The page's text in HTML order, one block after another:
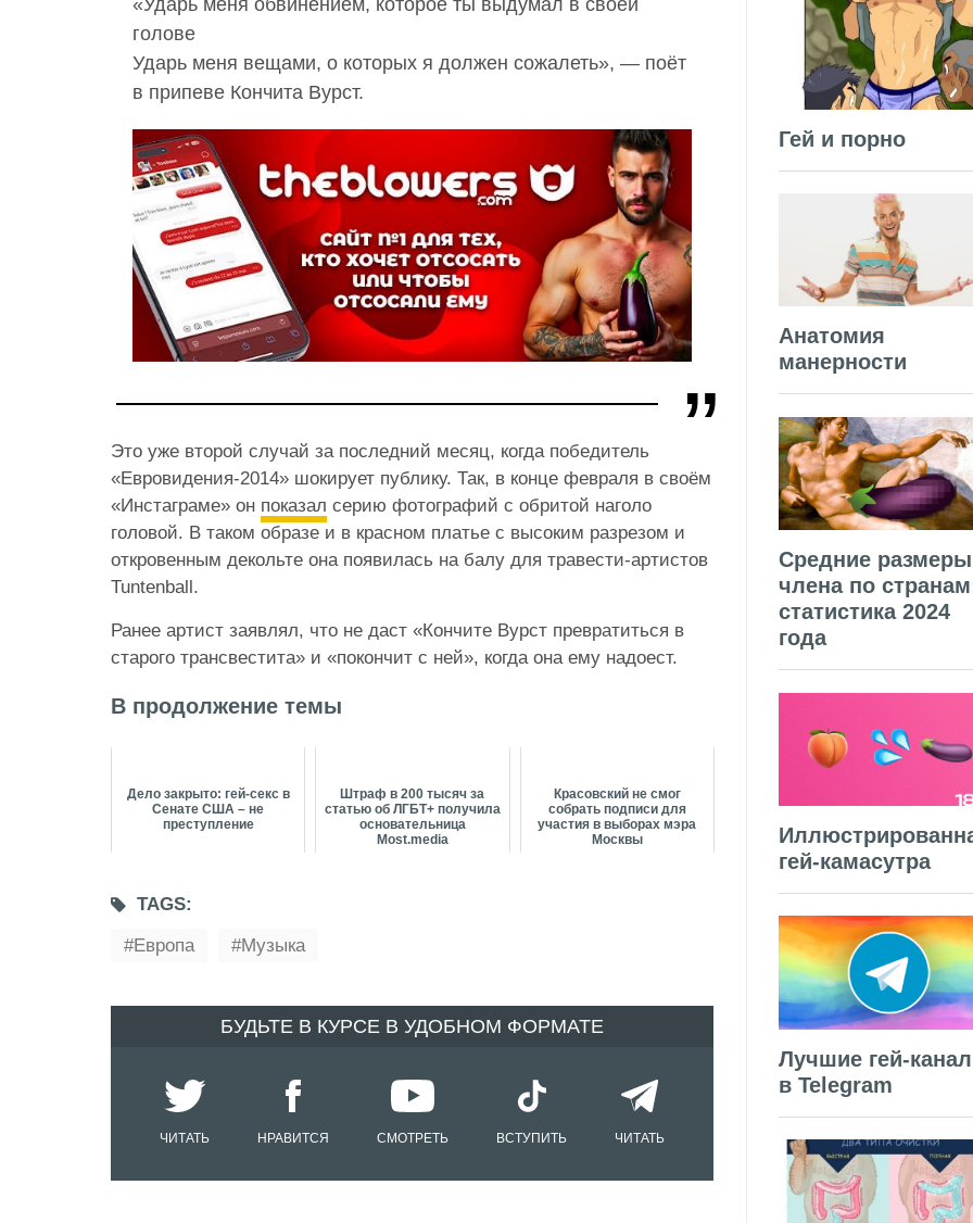
голове
Ударь меня вещами, о которых я должен сожалеть», — поёт
в припеве Кончита Вурст.
Это уже второй случай за последний месяц, когда победитель
«Евровидения-2014» шокирует публику. Так, в конце февраля в своём
«Инстаграме» он показал серию фотографий с обритой наголо
головой. В таком образе и в красном платье с высоким разрезом и
откровенным декольте она появилась на балу для травести-артистов
Tuntenball.
Ранее артист заявлял, что не даст «Кончите Вурст превратиться в
старого трансвестита» и «покончит с ней», когда она ему надоест.
В продолжение темы
Дело закрыто: гей-секс в
Сенате США – не
преступление
Штраф в 200 тысяч за
статью об ЛГБТ+ получила
основательница
Most.media
Красовский не смог
собрать подписи для
участия в выборах мэра
Москвы
TAGS:
Европа
Музыка
БУДЬТЕ В КУРСЕ В УДОБНОМ ФОРМАТЕ
ЧИТАТЬ НРАВИТСЯ СМОТРЕТЬ ВСТУПИТЬ ЧИТАТЬ
Гей и порно
Анатомия
манерности
Средние размеры
члена по
статистика 2024
года
гей-камасутра
Лучшие гей-
в Telegram